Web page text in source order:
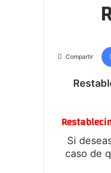
Compartir
Si
caso de